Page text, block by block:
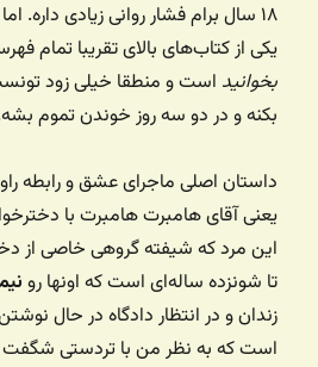
۱۸ سال برام فشار روانی زیادی داره.
یکی از کتاب‌های بالای تقریبا تمام
بخوانید است و منطقا خیلی زود
بکنه و در دو سه روز خوندن تموم
داستان اصلی ماجرای عشق و رابطه
یعنی آقای هامبرت هامبرت با
این مرد که شیفته گروهی خاصی از
تا شونزده ساله‌ای است که اونها رو
زندان و در انتظار دادگاه در حال
است که به نظر من با تردستی شگفت